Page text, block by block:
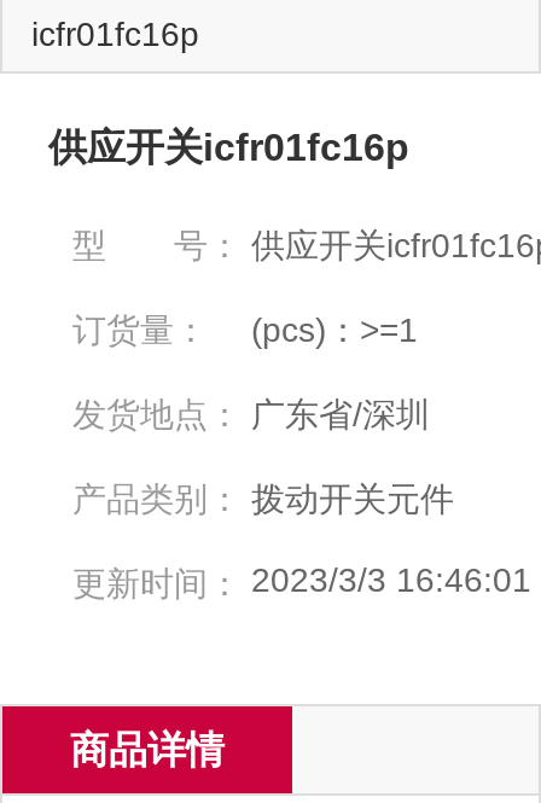
icfr01fc16p
供应开关icfr01fc16p
型 号： 供应开关
订货量： (pcs)：>=1
发货地点： 广东省/深圳
产品类别： 拨动开关元件
更新时间： 2023/3/3 16:46:01
商品详情